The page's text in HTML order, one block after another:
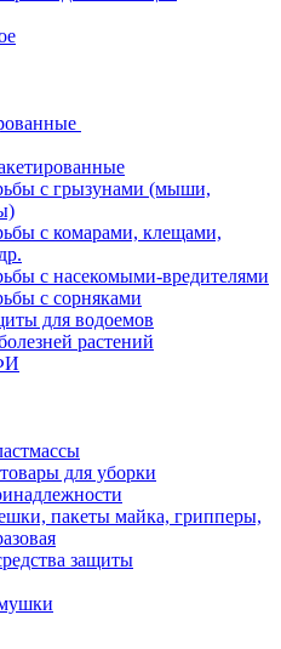
с грызунами (мыши,
с комарами, клещами,
с насекомыми-вредителями
с сорняками
для водоемов
растений
для уборки
пакеты майка, грипперы,
защиты